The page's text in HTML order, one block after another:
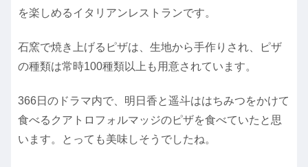
を楽しめるイタリアンレストランです。
石窯で焼き上げるピザは、生地から手作りされ、ピザ
の種類は常時100種類以上も用意されています。
366日のドラマ内で、明日香と遥斗ははちみつをかけて
食べるクアトロフォルマッジのピザを食べていたと思
います。とっても美味しそうでしたね。